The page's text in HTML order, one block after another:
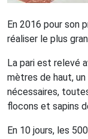
En 2016 pour son
réaliser le plus
La pari est relevé
mètres de haut,
nécessaires,
flocons et sapins
En 10 jours, les